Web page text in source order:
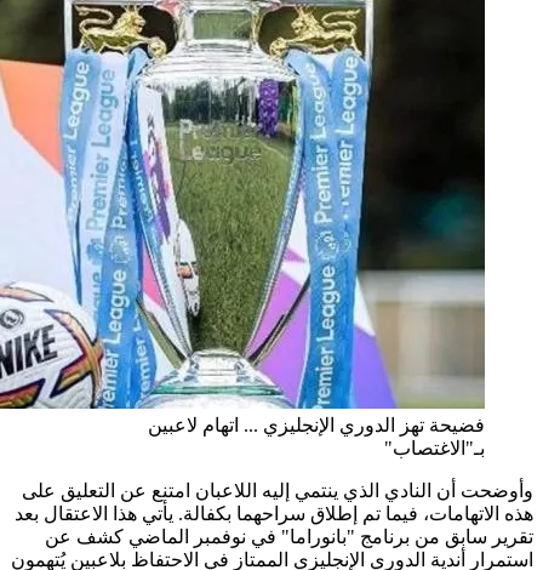
فضيحة تهز الدوري الإنجليزي ... اتهام لاعبين
بـ"الاغتصاب"
وأوضحت أن النادي الذي ينتمي إليه اللاعبان امتنع عن التعليق على
هذه الاتهامات، فيما تم إطلاق سراحهما بكفالة. يأتي هذا الاعتقال بعد
تقرير سابق من برنامج "بانوراما" في نوفمبر الماضي كشف عن
استمرار أندية الدوري الإنجليزي الممتاز في الاحتفاظ بلاعبين يُتهمون